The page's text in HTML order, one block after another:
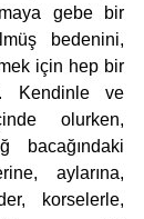
gebe bir
bedenini,
için hep bir
Kendinle ve
olurken,
bacağındaki
aylarına,
korselerle,